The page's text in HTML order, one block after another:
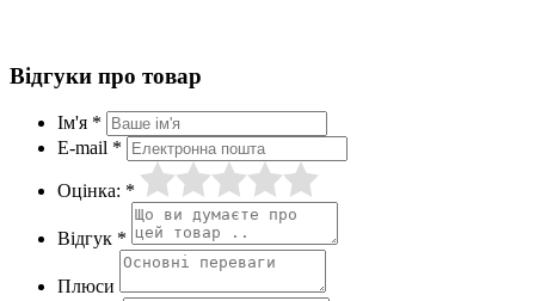
Відгуки про товар
Ім'я *
E-mail *
Оцінка: *
Відгук *
Плюси